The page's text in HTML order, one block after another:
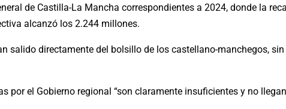
de Castilla-La Mancha correspondientes a 2024, donde la
alcanzó los 2.244 millones.
salido directamente del bolsillo de los castellano-manchegos,
por el Gobierno regional “son claramente insuficientes y no